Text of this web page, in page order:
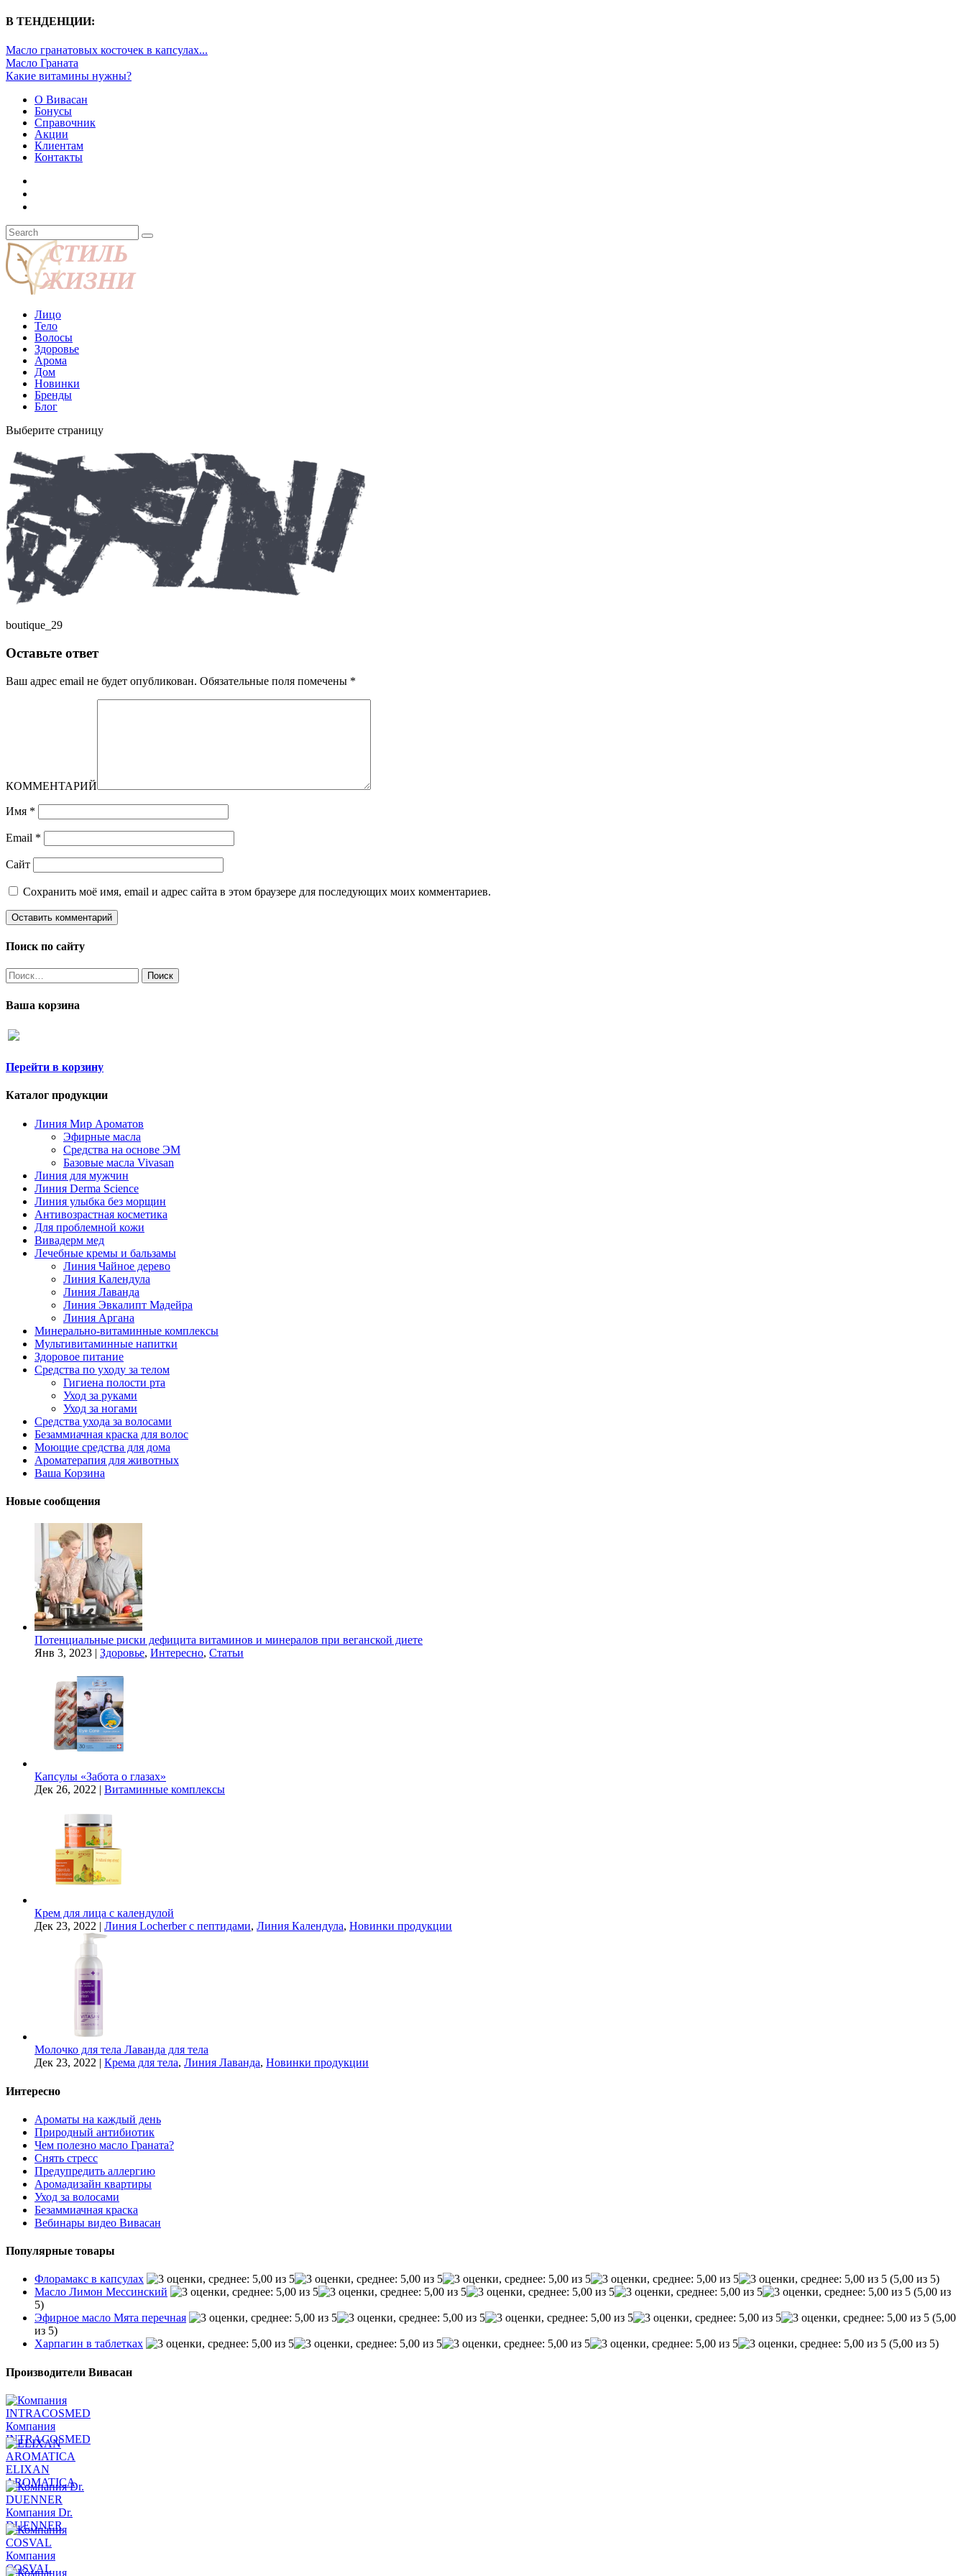
В ТЕНДЕНЦИИ:
Масло гранатовых косточек в капсулах...
Масло Граната
Какие витамины нужны?
О Вивасан
Бонусы
Справочник
Акции
Клиентам
Контакты
Лицо
Тело
Волосы
Здоровье
Арома
Дом
Новинки
Бренды
Блог
Выберите страницу
boutique_29
Оставьте ответ
Ваш адрес email не будет опубликован. Обязательные поля помечены *
КОММЕНТАРИЙ
Имя *
Email *
Сайт
Сохранить моё имя, email и адрес сайта в этом браузере для последующих моих комментариев.
Поиск по сайту
Найти:
Ваша корзина
Перейти в корзину
Каталог продукции
Линия Мир Ароматов
Эфирные масла
Средства на основе ЭМ
Базовые масла Vivasan
Линия для мужчин
Линия Derma Science
Линия улыбка без морщин
Антивозрастная косметика
Для проблемной кожи
Вивадерм мед
Лечебные кремы и бальзамы
Линия Чайное дерево
Линия Календула
Линия Лаванда
Линия Эвкалипт Мадейра
Линия Аргана
Минерально-витаминные комплексы
Мультивитаминные напитки
Здоровое питание
Средства по уходу за телом
Гигиена полости рта
Уход за руками
Уход за ногами
Средства ухода за волосами
Безаммиачная краска для волос
Моющие средства для дома
Ароматерапия для животных
Ваша Корзина
Новые сообщения
Потенциальные риски дефицита витаминов и минералов при веганской диете
Янв 3, 2023 | Здоровье, Интересно, Статьи
Капсулы «Забота о глазах»
Дек 26, 2022 | Витаминные комплексы
Крем для лица с календулой
Дек 23, 2022 | Линия Locherber с пептидами, Линия Календула, Новинки продукции
Молочко для тела Лаванда для тела
Дек 23, 2022 | Крема для тела, Линия Лаванда, Новинки продукции
Интересно
Ароматы на каждый день
Природный антибиотик
Чем полезно масло Граната?
Снять стресс
Предупредить аллергию
Аромадизайн квартиры
Уход за волосами
Безаммиачная краска
Вебинары видео Вивасан
Популярные товары
Флорамакс в капсулах
(5,00 из 5)
Масло Лимон Мессинский
(5,00 из
5)
Эфирное масло Мята перечная
(5,00
из 5)
Харпагин в таблетках
(5,00 из 5)
Производители Вивасан
Компания
INTRACOSMED
ELIXAN
AROMATICA
Компания Dr.
DUENNER
Компания
COSVAL